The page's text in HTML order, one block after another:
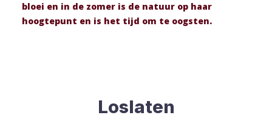
bloei en in de zomer is de natuur op haar
hoogtepunt en is het tijd om te oogsten.
Loslaten